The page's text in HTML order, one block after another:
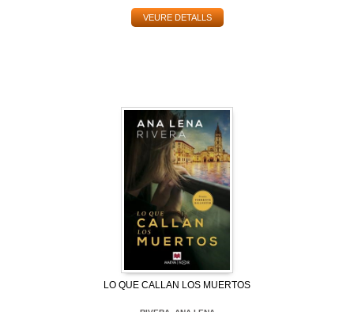
VEURE DETALLS
LO QUE CALLAN LOS MUERTOS